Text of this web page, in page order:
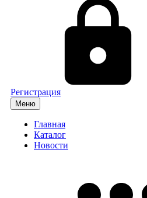
Регистрация
Меню
Главная
Каталог
Новости